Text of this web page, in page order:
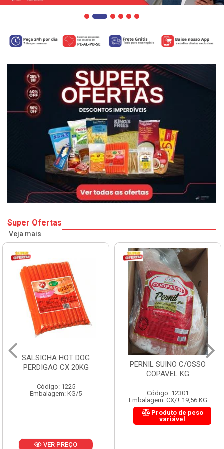
Super Ofertas
Veja mais
SALSICHA HOT DOG
PERDIGAO CX 20KG
Código: 1225
Embalagem: KG/5
VER PREÇO
PERNIL SUINO C/OSSO
COPAVEL KG
Código: 12301
Embalagem: CX/± 19,56 KG
Produto de peso
variável